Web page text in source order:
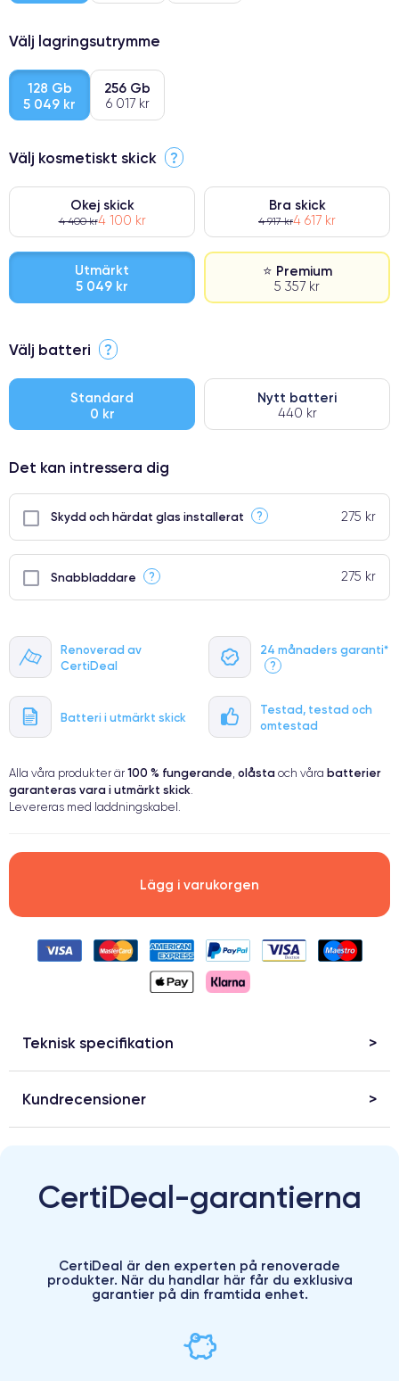
Renoverad av
CertiDeal
24 månaders garanti*
?
Batteri i utmärkt skick
Testad, testad och
omtestad
Välj lagringsutrymme
128 Gb
5 049 kr
256 Gb
6 017 kr
Välj kosmetiskt skick ?
Okej skick
4 400 kr4 100 kr
Bra skick
4 917 kr4 617 kr
Utmärkt
5 049 kr
⭐ Premium
5 357 kr
⭐ Premium
● Oklanderlig kvalitetsskärm
● Endast 5% av våra telefoner har premiumklassning
Välj batteri ?
Standard
0 kr
Nytt batteri
440 kr
Det kan intressera dig
Skydd och härdat glas installerat ? 275 kr
Snabbladdare ? 275 kr
Alla våra produkter är 100 % fungerande, olåsta och våra batterier
garanteras vara i utmärkt skick.
Levereras med laddningskabel.
Lägg i varukorgen
Teknisk specifikation
Kundrecensioner
CertiDeal-garantierna
CertiDeal är den experten på renoverade
produkter. När du handlar här får du exklusiva
garantier på din framtida enhet.